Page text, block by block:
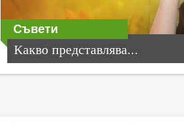
Съвети
Какво представлява...